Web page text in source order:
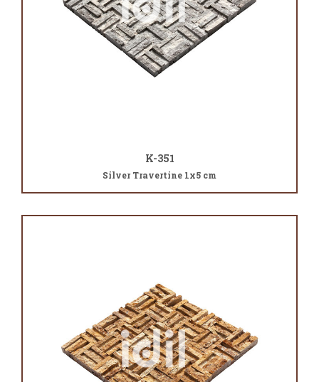
K-351
Silver Travertine 1x5 cm